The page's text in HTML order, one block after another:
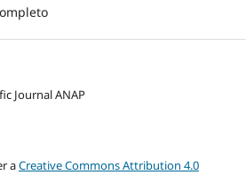
Journal ANAP
aCreative Commons Attribution 4.0